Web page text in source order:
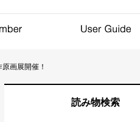
画展開催！
読み物検索